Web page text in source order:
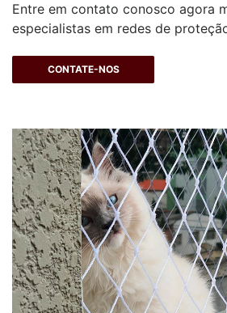
Entre em contato conosco agora
especialistas em redes de
CONTATE-NOS